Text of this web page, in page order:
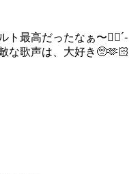
最高だったなぁ〜👍🏻´-
な歌声は、大好き🥺🫶🏻︎